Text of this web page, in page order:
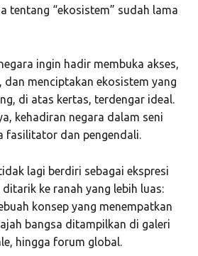
tentang “ekosistem” sudah lama
ingin hadir membuka akses,
dan menciptakan ekosistem yang
di atas kertas, terdengar ideal.
kehadiran negara dalam seni
fasilitator dan pengendali.
lagi berdiri sebagai ekspresi
ke ranah yang lebih luas:
konsep yang menempatkan
bangsa ditampilkan di galeri
hingga forum global.